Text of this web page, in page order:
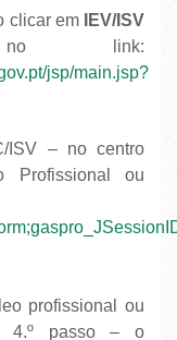
clicar em
IEV/ISV
no link:
jsp/main.jsp?
ISV – no centro
Profissional ou
profissional ou
4.º passo – o